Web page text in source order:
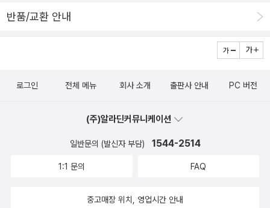
반품/교환 안내
로그인 전체 메뉴 회사 소개 출판사 안내 PC 버전
(주)알라딘커뮤니케이션
일반문의 (발신자 부담) 1544-2514
1:1 문의 FAQ
중고매장 위치, 영업시간 안내